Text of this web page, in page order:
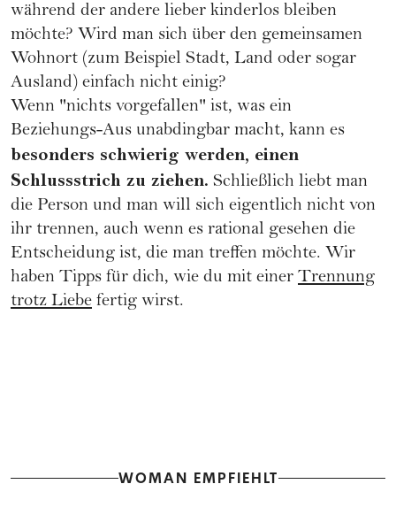
während der andere lieber kinderlos bleiben
möchte? Wird man sich über den gemeinsamen
Wohnort (zum Beispiel Stadt, Land oder sogar
Ausland) einfach nicht einig?
Wenn "nichts vorgefallen" ist, was ein
Beziehungs-Aus unabdingbar macht, kann es
besonders schwierig werden, einen
Schlussstrich zu ziehen. Schließlich liebt man
die Person und man will sich eigentlich nicht von
ihr trennen, auch wenn es rational gesehen die
Entscheidung ist, die man treffen möchte. Wir
haben Tipps für dich, wie du mit einer Trennung
trotz Liebe fertig wirst.
WOMAN EMPFIEHLT